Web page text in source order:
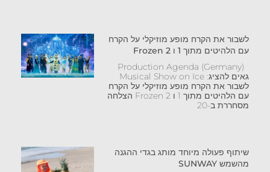
לשבור את הקרח מופע מוזיקלי על הקרח
עם הלהיטים מתוך 1 ו Frozen 2
Production Agenda (Germany)
גאים להציג: Musical Show on Ice
לשבור את הקרח מופע מוזיקלי על הקרח
עם הלהיטים מתוך 1 ו Frozen 2 הצלחה
מסחררת ב-20
שיתוף פעולה מיוחד מותג בגדי ההגנה
מהשמש SUNWAY